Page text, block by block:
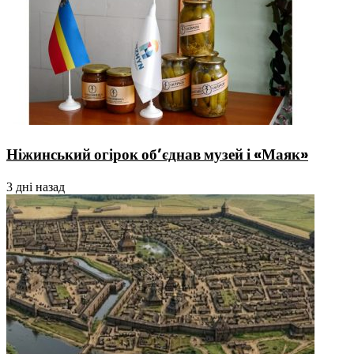
Ніжинський огірок об’єднав музей і «Маяк»
3 дні назад